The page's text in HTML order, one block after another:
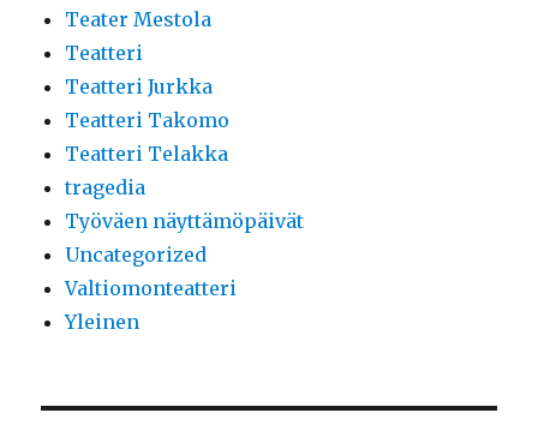
Teater Mestola
Teatteri
Teatteri Jurkka
Teatteri Takomo
Teatteri Telakka
tragedia
Työväen näyttämöpäivät
Uncategorized
Valtiomonteatteri
Yleinen